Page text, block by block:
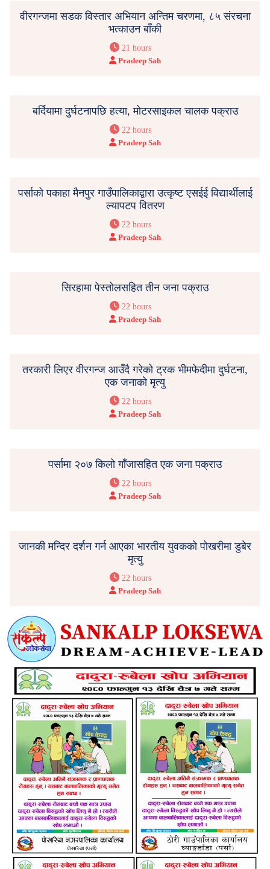
वीरगन्जमा सडक विस्तार अभियान अन्तिम चरणमा, ८५ संरचना
भत्काउन बाँकी
21 hours
Pradeep Sah
बर्दियामा दुर्घटनापछि हत्या, मोटरसाइकल चालक पक्राउ
22 hours
Pradeep Sah
पर्साको पकाहा मैनपुर गाउँपालिकाद्वारा उत्कृष्ट एसईई विद्यार्थीलाई
ल्यापटप वितरण
22 hours
Pradeep Sah
सिरहामा पेस्तोलसहित तीन जना पक्राउ
22 hours
Pradeep Sah
तरकारी लिएर वीरगन्ज आउँदै गरेको ट्रक भीमफेदीमा दुर्घटना,
एक जनाको मृत्यु
22 hours
Pradeep Sah
पर्सामा २०७ किलो गाँजासहित एक जना पक्राउ
22 hours
Pradeep Sah
जानकी मन्दिर दर्शन गर्न आएका भारतीय युवकको पोखरीमा डुबेर
मृत्यु
22 hours
Pradeep Sah